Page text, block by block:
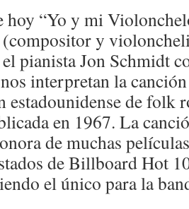
hoy “Yo y mi
y
pianista Jon Schmidt
interpretan la
estadounidense de folk
en 1967. La
de muchas
de Billboard Hot
el único para la